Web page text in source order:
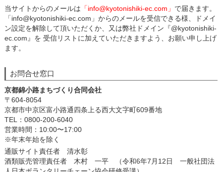
当サイトからのメールは 「info@kyotonishiki-ec.com」 で届きます。
「info@kyotonishiki-ec.com」からのメールを受信できる様、ドメイ
ン設定を解除して頂いただくか、又は弊社ドメイン『@kyotonishiki-
ec.com』を 受信リストに加えていただきますよう、お願い申し上げ
ます。
お問合せ窓口
京都錦小路まちづくり合同会社
〒604-8054
京都市中京区富小路通四条上る西大文字町609番地
TEL：0800-200-6040
営業時間：10:00〜17:00
※年末年始を除く
通販サイト責任者 清水彰
酒類販売管理責任者 木村 一平 （令和6年7月12日 一般社団法